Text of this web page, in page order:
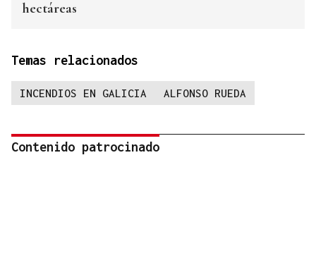
hectáreas
Temas relacionados
INCENDIOS EN GALICIA ALFONSO RUEDA
Contenido patrocinado